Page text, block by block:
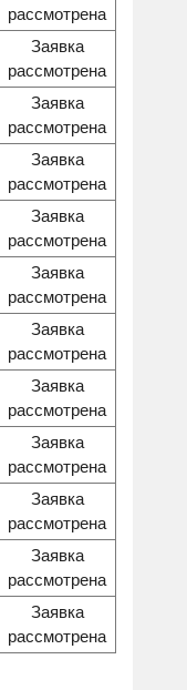
рассмотрена
Заявка
рассмотрена
Заявка
рассмотрена
Заявка
рассмотрена
Заявка
рассмотрена
Заявка
рассмотрена
Заявка
рассмотрена
Заявка
рассмотрена
Заявка
рассмотрена
Заявка
рассмотрена
Заявка
рассмотрена
Заявка
рассмотрена